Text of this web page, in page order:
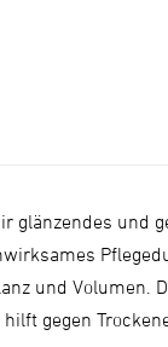
glänzendes und
und Volumen.
gegen